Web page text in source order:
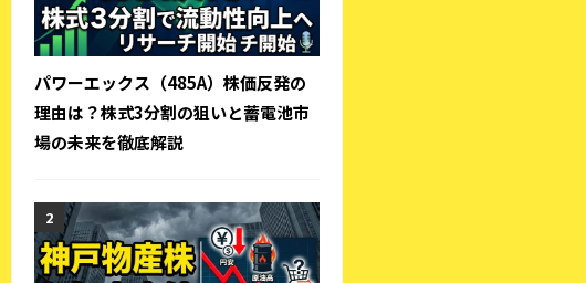
パワーエックス（485A）株価反発の
理由は？株式3分割の狙いと蓄電池市
場の未来を徹底解説